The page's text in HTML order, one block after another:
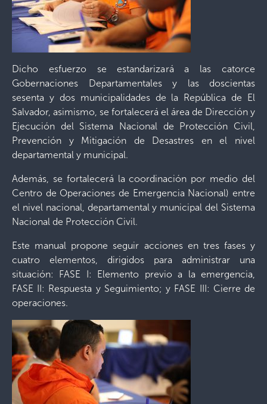
Dicho esfuerzo se estandarizará a las catorce
Gobernaciones Departamentales y las doscientas
sesenta y dos municipalidades de la República de El
Salvador, asimismo, se fortalecerá el área de Dirección y
Ejecución del Sistema Nacional de Protección Civil,
Prevención y Mitigación de Desastres en el nivel
departamental y municipal.
Además, se fortalecerá la coordinación por medio del
Centro de Operaciones de Emergencia Nacional) entre
el nivel nacional, departamental y municipal del Sistema
Nacional de Protección Civil.
Este manual propone seguir acciones en tres fases y
cuatro elementos, dirigidos para administrar una
situación: FASE I: Elemento previo a la emergencia,
FASE II: Respuesta y Seguimiento; y FASE III: Cierre de
operaciones.